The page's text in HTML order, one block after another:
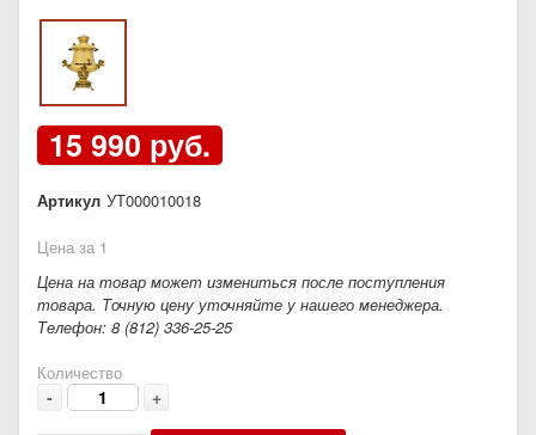
15 990 руб.
Артикул УТ000010018
Цена за 1
Цена на товар может измениться после поступления
товара. Точную цену уточняйте у нашего менеджера.
Телефон: 8 (812) 336-25-25
Количество
- +